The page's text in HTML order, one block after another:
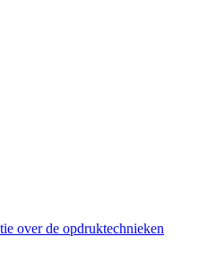
over de opdruktechnieken